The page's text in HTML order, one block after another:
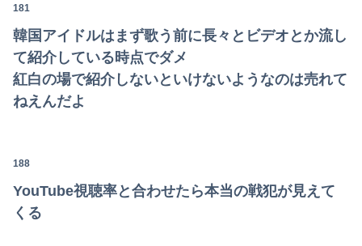
181
韓国アイドルはまず歌う前に長々とビデオとか流し
て紹介している時点でダメ
紅白の場で紹介しないといけないようなのは売れて
ねえんだよ
188
YouTube視聴率と合わせたら本当の戦犯が見えて
くる